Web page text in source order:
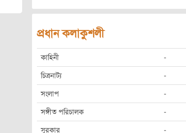
প্রধান কলাকুশলী
কাহিনী -
চিত্রনাট্য -
সংলাপ -
সঙ্গীত পরিচালক -
সুরকার -